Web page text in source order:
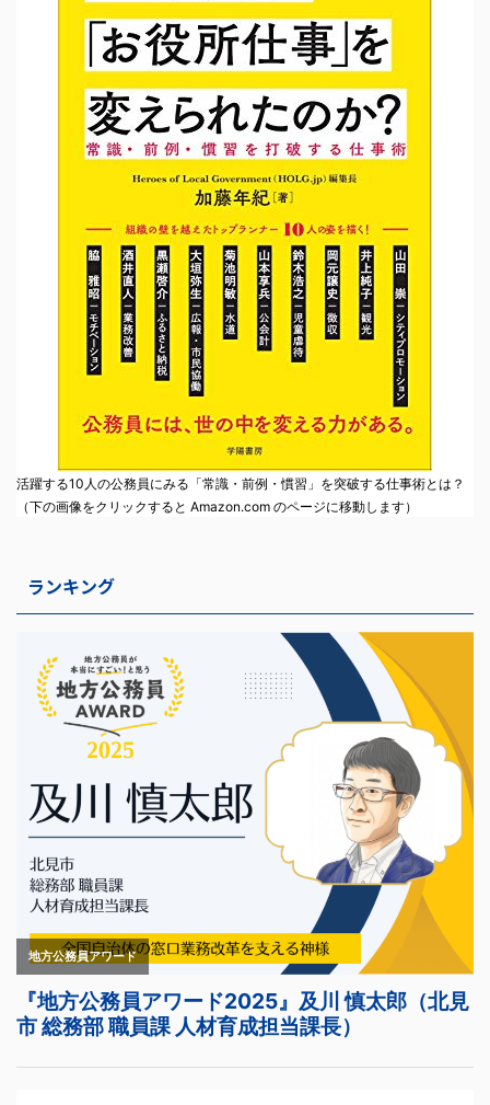
活躍する10人の公務員にみる「常識・前例・慣習」を突破する仕事術とは？
（下の画像をクリックすると Amazon.com のページに移動します）
ランキング